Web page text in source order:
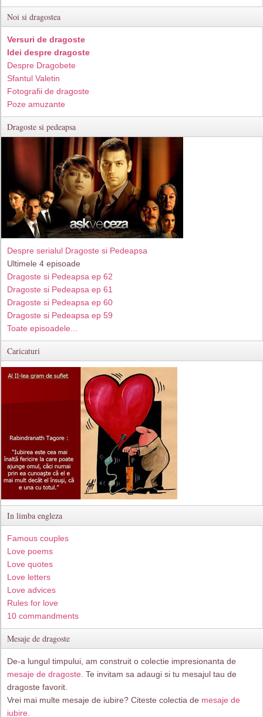
Noi si dragostea
Versuri de dragoste
Idei despre dragoste
Despre Dragobete
Sfantul Valetin
Fotografii de dragoste
Poze amuzante
Dragoste si pedeapsa
Despre serialul Dragoste si Pedeapsa
Ultimele 4 episoade
Dragoste si Pedeapsa ep 62
Dragoste si Pedeapsa ep 61
Dragoste si Pedeapsa ep 60
Dragoste si Pedeapsa ep 59
Toate episoadele...
Caricaturi
In limba engleza
Famous couples
Love poems
Love quotes
Love letters
Love advices
Rules for love
10 commandments
Mesaje de dragoste
De-a lungul timpului, am construit o colectie impresionanta de
mesaje de dragoste . Te invitam sa adaugi si tu mesajul tau de
dragoste favorit.
Vrei mai multe mesaje de iubire? Citeste colectia de mesaje de
iubire.